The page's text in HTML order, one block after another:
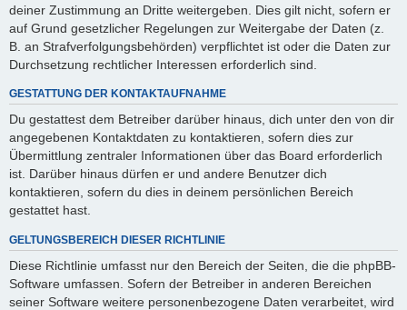
deiner Zustimmung an Dritte weitergeben. Dies gilt nicht, sofern er
auf Grund gesetzlicher Regelungen zur Weitergabe der Daten (z.
B. an Strafverfolgungsbehörden) verpflichtet ist oder die Daten zur
Durchsetzung rechtlicher Interessen erforderlich sind.
GESTATTUNG DER KONTAKTAUFNAHME
Du gestattest dem Betreiber darüber hinaus, dich unter den von dir
angegebenen Kontaktdaten zu kontaktieren, sofern dies zur
Übermittlung zentraler Informationen über das Board erforderlich
ist. Darüber hinaus dürfen er und andere Benutzer dich
kontaktieren, sofern du dies in deinem persönlichen Bereich
gestattet hast.
GELTUNGSBEREICH DIESER RICHTLINIE
Diese Richtlinie umfasst nur den Bereich der Seiten, die die phpBB-
Software umfassen. Sofern der Betreiber in anderen Bereichen
seiner Software weitere personenbezogene Daten verarbeitet, wird